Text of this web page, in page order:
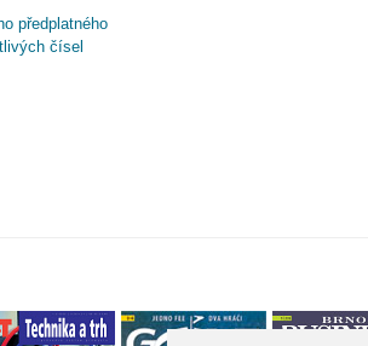
předplatného
čísel